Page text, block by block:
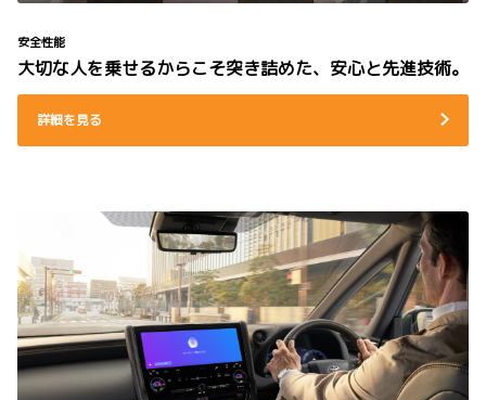
安全性能
大切な人を乗せるからこそ突き詰めた、安心と先進技術。
詳細を見る